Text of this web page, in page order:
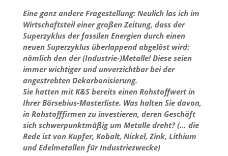
Eine ganz andere Fragestellung: Neulich las ich im
Wirtschaftsteil einer großen Zeitung, dass der
Superzyklus der fossilen Energien durch einen
neuen Superzyklus überlappend abgelöst wird:
nämlich den der (Industrie-)Metalle! Diese seien
immer wichtiger und unverzichtbar bei der
angestrebten Dekarbonisierung.
Sie hatten mit K&S bereits einen Rohstoffwert in
Ihrer Börsebius-Masterliste. Was halten Sie davon,
in Rohstofffirmen zu investieren, deren Geschäft
sich schwerpunktmäßig um Metalle dreht? (… die
Rede ist von Kupfer, Kobalt, Nickel, Zink, Lithium
und Edelmetallen für Industriezwecke)